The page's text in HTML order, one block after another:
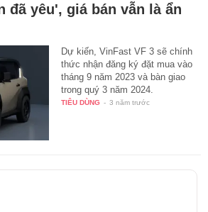
đã yêu', giá bán vẫn là ẩn
Dự kiến, VinFast VF 3 sẽ chính
thức nhận đăng ký đặt mua vào
tháng 9 năm 2023 và bàn giao
trong quý 3 năm 2024.
TIÊU DÙNG - 3 năm trước